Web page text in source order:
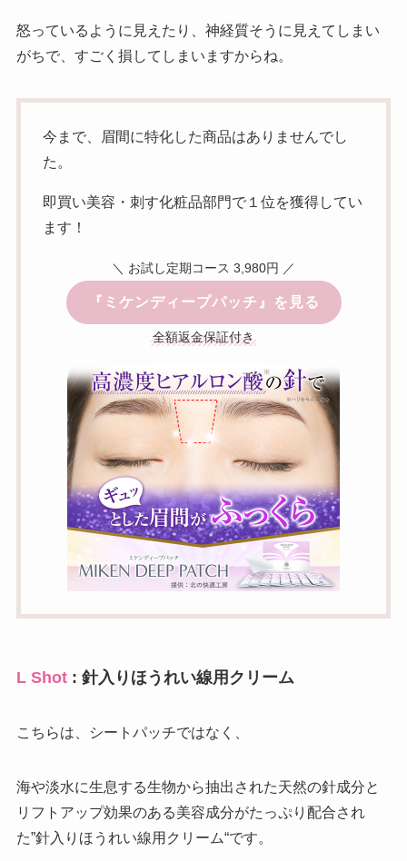
怒っているように見えたり、神経質そうに見えてしまい
がちで、すごく損してしまいますからね。
今まで、眉間に特化した商品はありませんでし
た。
即買い美容・刺す化粧品部門で１位を獲得してい
ます！
＼ お試し定期コース 3,980円 ／
『ミケンディープパッチ』を見る
全額返金保証付き
L Shot: 針入りほうれい線用クリーム
こちらは、シートパッチではなく、
海や淡水に生息する生物から抽出された天然の針成分と
リフトアップ効果のある美容成分がたっぷり配合され
た”針入りほうれい線用クリーム“です。